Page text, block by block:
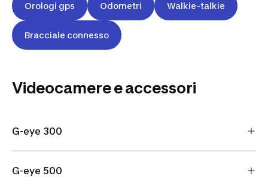
Orologi gps Odometri Walkie-talkie
Bracciale connesso
Videocamere e accessori
G-eye 300
G-eye 500